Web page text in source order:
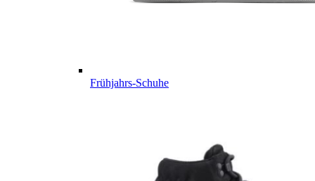
Frühjahrs-Schuhe